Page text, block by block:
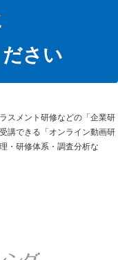
さい
スメント研修などの「企業研
講できる「オンライン動画研
・研修体系・調査分析な